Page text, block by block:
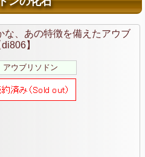
な、あの特徴を備えたアウブ
】
アウブリソドン